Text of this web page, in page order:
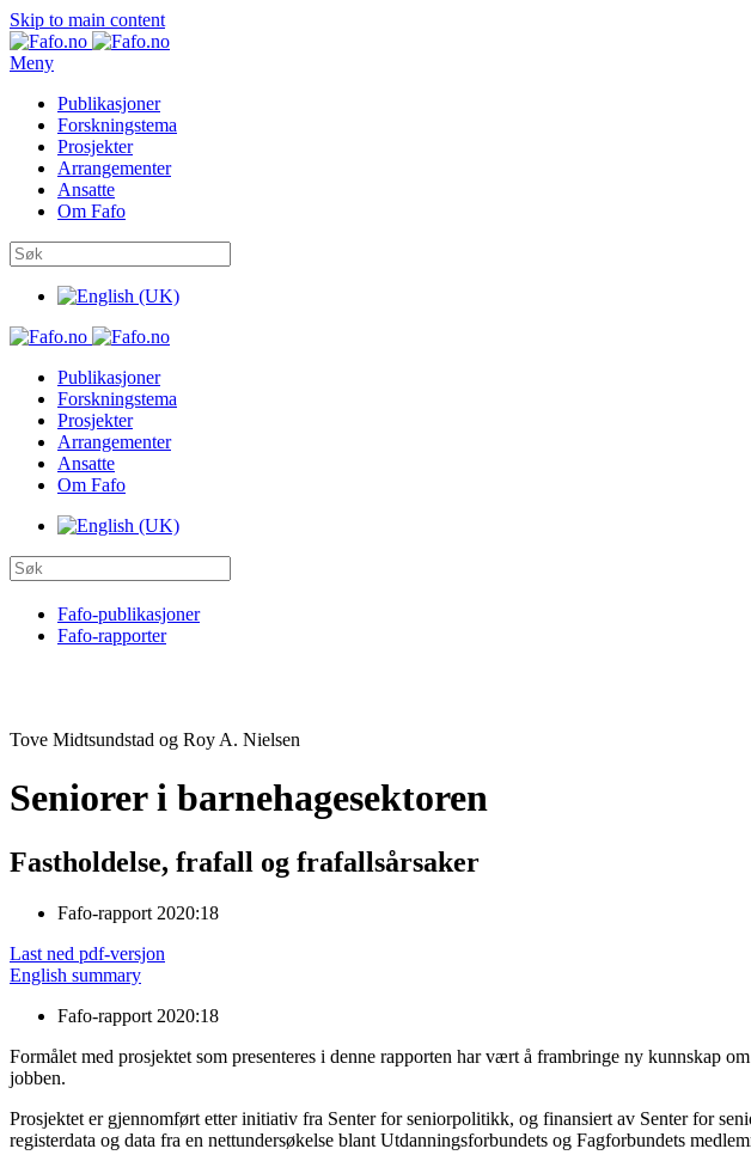
Skip to main content
Meny
Publikasjoner
Forskningstema
Prosjekter
Arrangementer
Ansatte
Om Fafo
Publikasjoner
Forskningstema
Prosjekter
Arrangementer
Ansatte
Om Fafo
Fafo-publikasjoner
Fafo-rapporter
Tove Midtsundstad og Roy A. Nielsen
Seniorer i barnehagesektoren
Fastholdelse, frafall og frafallsårsaker
Fafo-rapport 2020:18
Last ned pdf-versjon
English summary
Fafo-rapport 2020:18
Formålet med prosjektet som presenteres i denne rapporten har vært å frambringe ny kunnskap
jobben.
Prosjektet er gjennomført etter initiativ fra Senter for seniorpolitikk, og finansiert av Senter for
registerdata og data fra en nettundersøkelse blant Utdanningsforbundets og Fagforbundets